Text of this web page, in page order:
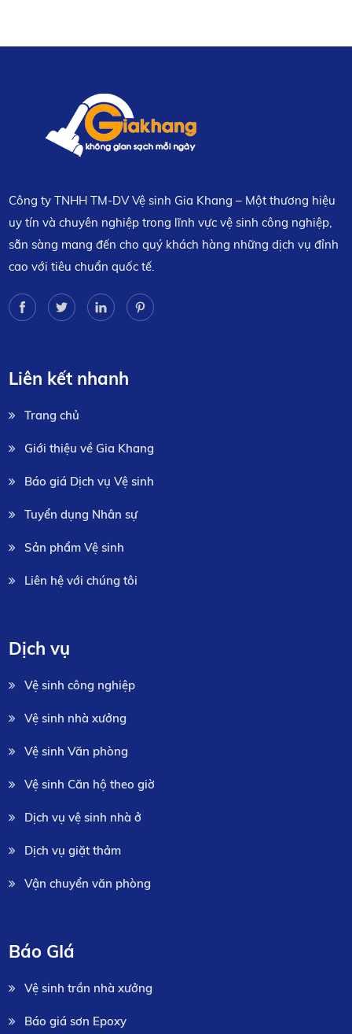
Công ty TNHH TM-DV Vệ sinh Gia Khang – Một thương hiệu
uy tín và chuyên nghiệp trong lĩnh vực vệ sinh công nghiệp,
sẵn sàng mang đến cho quý khách hàng những dịch vụ đỉnh
cao với tiêu chuẩn quốc tế.
Liên kết nhanh
Trang chủ
Giới thiệu về Gia Khang
Báo giá Dịch vụ Vệ sinh
Tuyển dụng Nhân sự
Sản phẩm Vệ sinh
Liên hệ với chúng tôi
Dịch vụ
Vệ sinh công nghiệp
Vệ sinh nhà xưởng
Vệ sinh Văn phòng
Vệ sinh Căn hộ theo giờ
Dịch vụ vệ sinh nhà ở
Dịch vụ giặt thảm
Vận chuyển văn phòng
Báo GIá
Vệ sinh trần nhà xưởng
Báo giá sơn Epoxy